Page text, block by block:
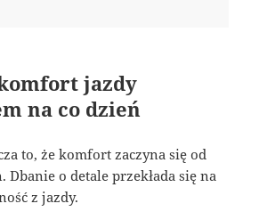
jazdy
na co dzień
to, że komfort zaczyna się od
Dbanie o detale przekłada się na
z jazdy.